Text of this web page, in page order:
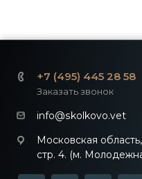
+7 (495) 445 28 58
Заказать звонок
info@skolkovo.vet
Московская
стр. 4. (м.